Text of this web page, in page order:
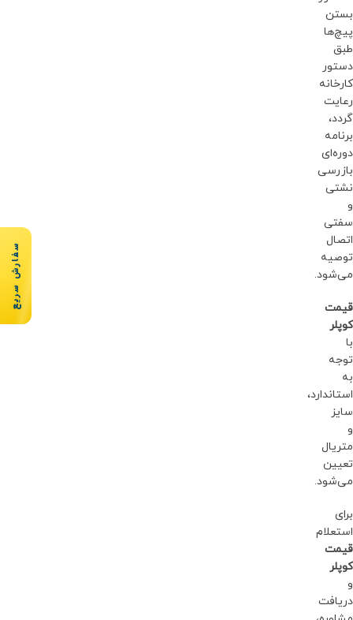
بستن
پیچ‌ها
طبق
دستور
کارخانه
رعایت
گردد،
برنامه
دوره‌ای
بازرسی
نشتی
و
سفتی
اتصال
توصیه
می‌شود.
قیمت
کوپلر
با
توجه
به
استاندارد،
سایز
و
متریال
تعیین
می‌شود.
برای
استعلام
قیمت
کوپلر
و
دریافت
سفارش سریع